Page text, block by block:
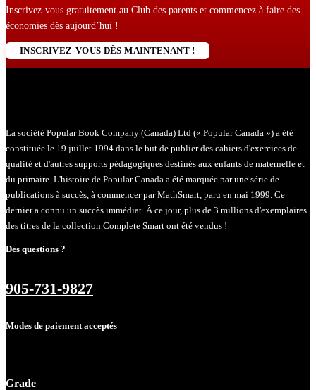
Inscrivez-vous gratuitement au Club des parents et commencez à faire des
économies dès aujourd’hui !
INSCRIVEZ-VOUS DÈS MAINTENANT !
La société Popular Book Company (Canada) Ltd (« Popular Canada ») a été
constituée le 19 juillet 1994 dans le but de publier des cahiers d'exercices de
qualité et d'autres supports pédagogiques destinés aux enfants de maternelle et
du primaire. L'histoire de Popular Canada a été marquée par une série de
publications à succès, à commencer par MathSmart, paru en mai 1999. Ce
dernier a connu un succès immédiat. À ce jour, plus de 3 millions d'exemplaires
des titres de la collection Complete Smart ont été vendus !
Des questions ?
905-731-9827
Modes de paiement acceptés
Grade